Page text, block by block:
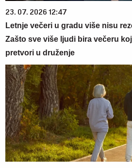
23. 07. 2026 12:47
Letnje večeri u gradu više nisu
Zašto sve više ljudi bira večeru
pretvori u druženje